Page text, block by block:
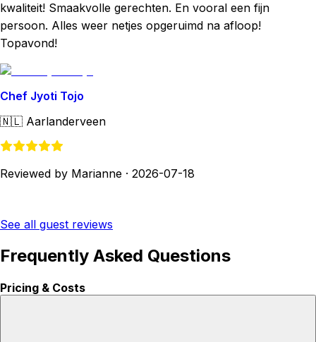
kwaliteit! Smaakvolle gerechten. En vooral een fijn
persoon. Alles weer netjes opgeruimd na afloop!
Topavond!
Chef Jyoti Tojo
🇳🇱 Aarlanderveen
Reviewed by Marianne · 2026-07-18
See all guest reviews
Frequently Asked Questions
Pricing & Costs